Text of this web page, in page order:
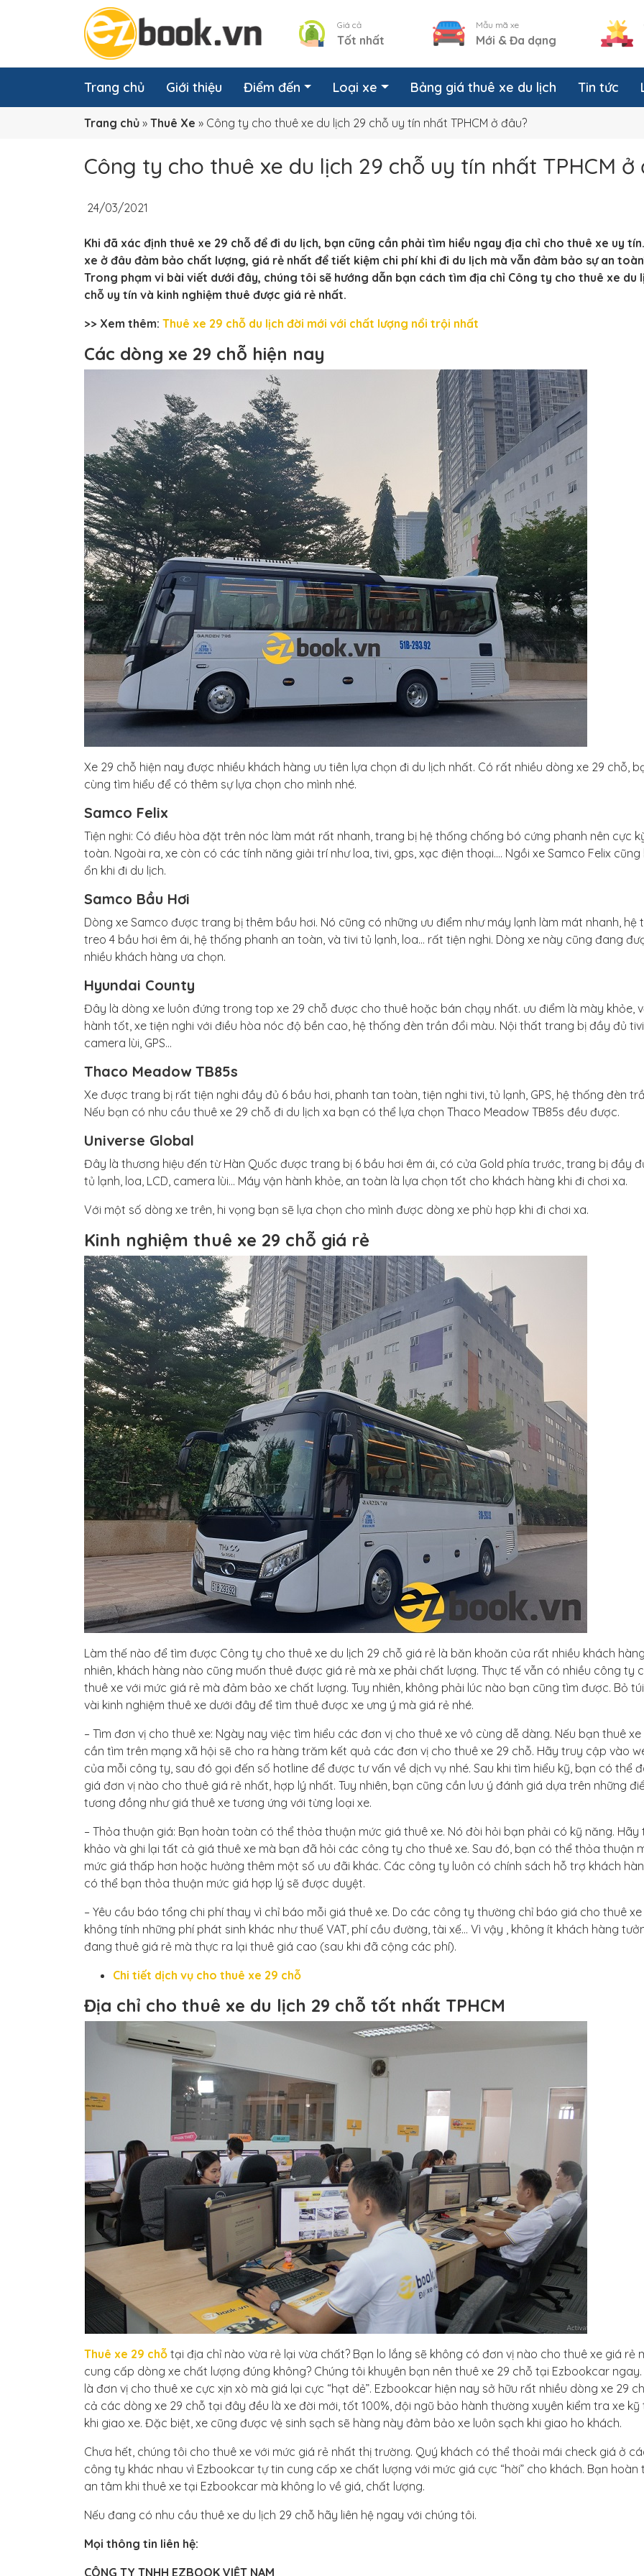
Giá cả
Tốt nhất
Mẫu mã xe
Mới & Đa dạng
Trang chủ Giới thiệu Điểm đến Loại xe Bảng giá thuê xe du lịch Tin tức
Trang chủ » Thuê Xe » Công ty cho thuê xe du lịch 29 chỗ uy tín nhất TPHCM ở đâu?
Công ty cho thuê xe du lịch 29 chỗ uy tín nhất TPHCM ở
24/03/2021
Khi đã xác định thuê xe 29 chỗ để đi du lịch, bạn cũng cần phải tìm hiểu ngay địa chỉ cho thuê xe uy
xe ở đâu đảm bảo chất lượng, giá rẻ nhất để tiết kiệm chi phí khi đi du lịch mà vẫn đảm bảo sự an
Trong phạm vi bài viết dưới đây, chúng tôi sẽ hướng dẫn bạn cách tìm địa chỉ Công ty cho thuê xe du
chỗ uy tín và kinh nghiệm thuê được giá rẻ nhất.
>> Xem thêm: Thuê xe 29 chỗ du lịch đời mới với chất lượng nổi trội nhất
Các dòng xe 29 chỗ hiện nay
Xe 29 chỗ hiện nay được nhiều khách hàng ưu tiên lựa chọn đi du lịch nhất. Có rất nhiều dòng xe 29 chỗ,
cùng tìm hiểu để có thêm sự lựa chọn cho mình nhé.
Samco Felix
Tiện nghi: Có điều hòa đặt trên nóc làm mát rất nhanh, trang bị hệ thống chống bó cứng phanh nên cực
toàn. Ngoài ra, xe còn có các tính năng giải trí như loa, tivi, gps, xạc điện thoại…. Ngồi xe Samco Felix cũng
ổn khi đi du lịch.
Samco Bầu Hơi
Dòng xe Samco được trang bị thêm bầu hơi. Nó cũng có những ưu điểm như máy lạnh làm mát nhanh, hệ
treo 4 bầu hơi êm ái, hệ thống phanh an toàn, và tivi tủ lạnh, loa… rất tiện nghi. Dòng xe này cũng đang
nhiều khách hàng ưa chọn.
Hyundai County
Đây là dòng xe luôn đứng trong top xe 29 chỗ được cho thuê hoặc bán chạy nhất. ưu điểm là mày khỏe,
hành tốt, xe tiện nghi với điều hòa nóc độ bền cao, hệ thống đèn trần đổi màu. Nội thất trang bị đầy đủ
camera lùi, GPS…
Thaco Meadow TB85s
Xe được trang bị rất tiện nghi đầy đủ 6 bầu hơi, phanh tan toàn, tiện nghi tivi, tủ lạnh, GPS, hệ thống đèn
Nếu bạn có nhu cầu thuê xe 29 chỗ đi du lịch xa bạn có thể lựa chọn Thaco Meadow TB85s đều được.
Universe Global
Đây là thương hiệu đến từ Hàn Quốc được trang bị 6 bầu hơi êm ái, có cửa Gold phía trước, trang bị đầy
tủ lạnh, loa, LCD, camera lùi… Máy vận hành khỏe, an toàn là lựa chọn tốt cho khách hàng khi đi chơi xa.
Với một số dòng xe trên, hi vọng bạn sẽ lựa chọn cho mình được dòng xe phù hợp khi đi chơi xa.
Kinh nghiệm thuê xe 29 chỗ giá rẻ
Làm thế nào để tìm được Công ty cho thuê xe du lịch 29 chỗ giá rẻ là băn khoăn của rất nhiều khách
nhiên, khách hàng nào cũng muốn thuê được giá rẻ mà xe phải chất lượng. Thực tế vẫn có nhiều công ty
thuê xe với mức giá rẻ mà đảm bảo xe chất lượng. Tuy nhiên, không phải lúc nào bạn cũng tìm được. Bỏ
vài kinh nghiệm thuê xe dưới đây để tìm thuê được xe ưng ý mà giá rẻ nhé.
– Tìm đơn vị cho thuê xe: Ngày nay việc tìm hiểu các đơn vị cho thuê xe vô cùng dễ dàng. Nếu bạn thuê xe
cần tìm trên mạng xã hội sẽ cho ra hàng trăm kết quả các đơn vị cho thuê xe 29 chỗ. Hãy truy cập vào
của mỗi công ty, sau đó gọi đến số hotline để được tư vấn về dịch vụ nhé. Sau khi tìm hiểu kỹ, bạn có thể
giá đơn vị nào cho thuê giá rẻ nhất, hợp lý nhất. Tuy nhiên, bạn cũng cần lưu ý đánh giá dựa trên những
tương đồng như giá thuê xe tương ứng với từng loại xe.
– Thỏa thuận giá: Bạn hoàn toàn có thể thỏa thuận mức giá thuê xe. Nó đòi hỏi bạn phải có kỹ năng. Hãy
khảo và ghi lại tất cả giá thuê xe mà bạn đã hỏi các công ty cho thuê xe. Sau đó, bạn có thể thỏa thuận
mức giá thấp hơn hoặc hưởng thêm một số ưu đãi khác. Các công ty luôn có chính sách hỗ trợ khách
có thể bạn thỏa thuận mức giá hợp lý sẽ được duyệt.
– Yêu cầu báo tổng chi phí thay vì chỉ báo mỗi giá thuê xe. Do các công ty thường chỉ báo giá cho thuê
không tính những phí phát sinh khác như thuế VAT, phí cầu đường, tài xế… Vì vậy , không ít khách hàng
đang thuê giá rẻ mà thực ra lại thuê giá cao (sau khi đã cộng các phí).
Chi tiết dịch vụ cho thuê xe 29 chỗ
Địa chỉ cho thuê xe du lịch 29 chỗ tốt nhất TPHCM
Thuê xe 29 chỗ tại địa chỉ nào vừa rẻ lại vừa chất? Bạn lo lắng sẽ không có đơn vị nào cho thuê xe giá rẻ
cung cấp dòng xe chất lượng đúng không? Chúng tôi khuyên bạn nên thuê xe 29 chỗ tại Ezbookcar
là đơn vị cho thuê xe cực xịn xò mà giá lại cực “hạt dẻ”. Ezbookcar hiện nay sở hữu rất nhiều dòng xe 29
cả các dòng xe 29 chỗ tại đây đều là xe đời mới, tốt 100%, đội ngũ bảo hành thường xuyên kiểm tra xe kỹ
khi giao xe. Đặc biệt, xe cũng được vệ sinh sạch sẽ hàng này đảm bảo xe luôn sạch khi giao ho khách.
Chưa hết, chúng tôi cho thuê xe với mức giá rẻ nhất thị trường. Quý khách có thể thoải mái check giá ở
công ty khác nhau vì Ezbookcar tự tin cung cấp xe chất lượng với mức giá cực “hời” cho khách. Bạn hoàn
an tâm khi thuê xe tại Ezbookcar mà không lo về giá, chất lượng.
Nếu đang có nhu cầu thuê xe du lịch 29 chỗ hãy liên hệ ngay với chúng tôi.
Mọi thông tin liên hệ:
CÔNG TY TNHH EZBOOK VIỆT NAM